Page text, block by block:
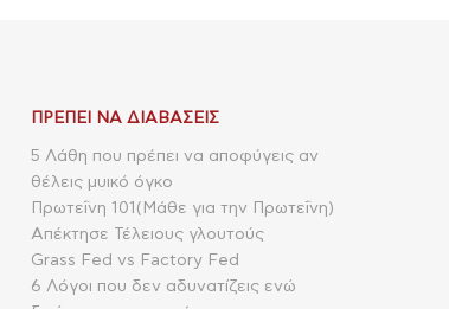
ΠΡΈΠΕΙ ΝΑ ΔΙΑΒΆΣΕΙΣ
5 Λάθη που πρέπει να αποφύγεις αν
θέλεις μυικό όγκο
Πρωτεΐνη 101(Μάθε για την Πρωτεΐνη)
Απέκτησε Τέλειους γλουτούς
Grass Fed vs Factory Fed
6 Λόγοι που δεν αδυνατίζεις ενώ